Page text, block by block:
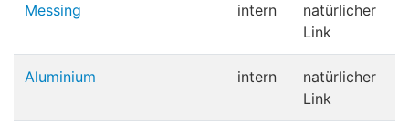
Messing intern
natürlicher
Link
Aluminium intern
natürlicher
Link